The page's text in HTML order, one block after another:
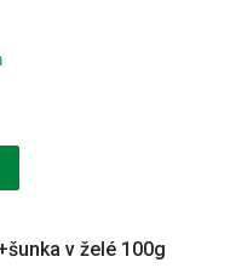
v želé 100g